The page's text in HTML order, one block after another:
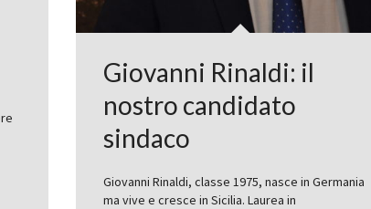
Giovanni Rinaldi: il
nostro candidato
sindaco
Giovanni Rinaldi, classe 1975, nasce in Germania
ma vive e cresce in Sicilia. Laurea in